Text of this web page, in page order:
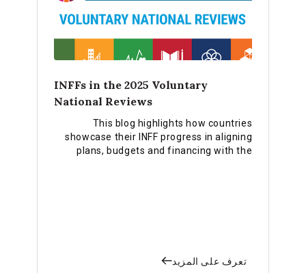
INFFs in the 2025 Voluntary
National Reviews
This blog highlights how countries
showcase their INFF progress in aligning
plans, budgets and financing with the
تعرف على المزيد